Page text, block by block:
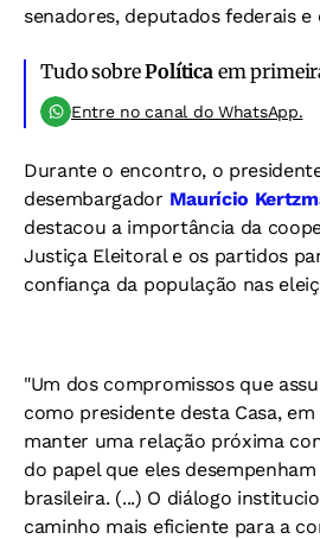
senadores, deputados federais e
Tudo sobrePolítica em
Entre no canal do WhatsApp.
Durante o encontro, o
desembargador Maurício
destacou a importância da
Justiça Eleitoral e os partidos
confiança da população nas
"Um dos compromissos que
como presidente desta Casa,
manter uma relação próxima
do papel que eles
brasileira. (...) O diálogo
caminho mais eficiente para a